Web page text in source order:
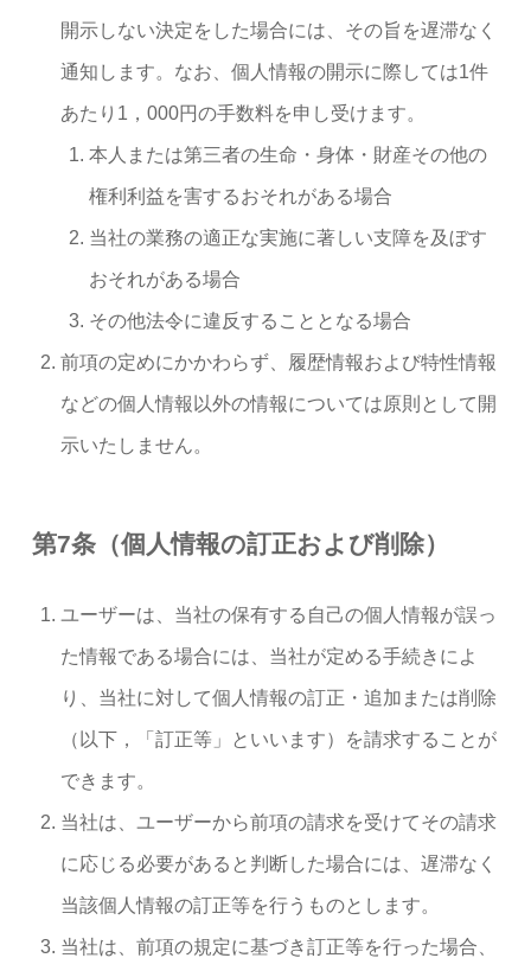
開示しない決定をした場合には、その旨を遅滞なく
通知します。なお、個人情報の開示に際しては1件
あたり1，000円の手数料を申し受けます。
本人または第三者の生命・身体・財産その他の
権利利益を害するおそれがある場合
当社の業務の適正な実施に著しい支障を及ぼす
おそれがある場合
その他法令に違反することとなる場合
前項の定めにかかわらず、履歴情報および特性情報
などの個人情報以外の情報については原則として開
示いたしません。
第7条（個人情報の訂正および削除）
ユーザーは、当社の保有する自己の個人情報が誤っ
た情報である場合には、当社が定める手続きによ
り、当社に対して個人情報の訂正・追加または削除
（以下，「訂正等」といいます）を請求することが
できます。
当社は、ユーザーから前項の請求を受けてその請求
に応じる必要があると判断した場合には、遅滞なく
当該個人情報の訂正等を行うものとします。
当社は、前項の規定に基づき訂正等を行った場合、